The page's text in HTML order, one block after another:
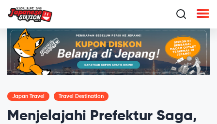
Japan Travel Travel Destination
Menjelajahi Prefektur Saga,